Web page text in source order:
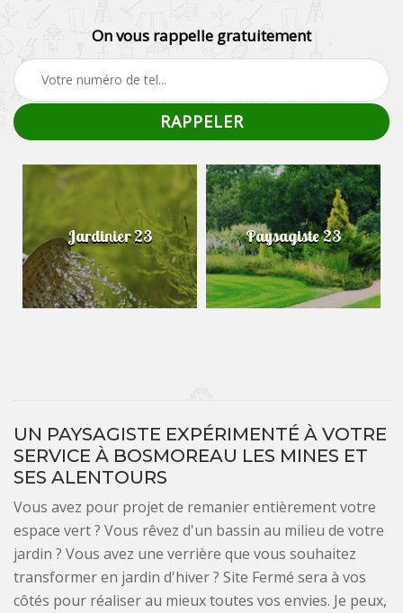
On vous rappelle gratuitement
Jardinier 23 Paysagiste 23
UN PAYSAGISTE EXPÉRIMENTÉ À VOTRE
SERVICE À BOSMOREAU LES MINES ET
SES ALENTOURS
Vous avez pour projet de remanier entièrement votre
espace vert ? Vous rêvez d'un bassin au milieu de votre
jardin ? Vous avez une verrière que vous souhaitez
transformer en jardin d'hiver ? Site Fermé sera à vos
côtés pour réaliser au mieux toutes vos envies. Je peux,